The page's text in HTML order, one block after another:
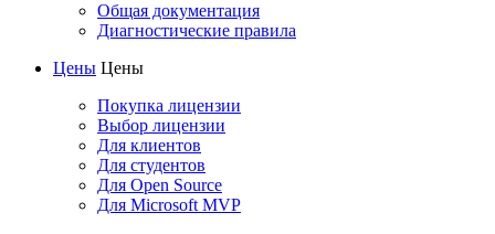
Общая документация
Диагностические правила
Цены Цены
Покупка лицензии
Выбор лицензии
Для клиентов
Для студентов
Для Open Source
Для Microsoft MVP